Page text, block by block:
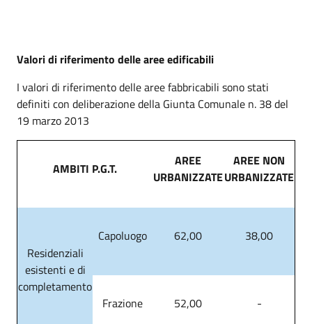
Valori di riferimento delle aree edificabili
I valori di riferimento delle aree fabbricabili sono stati
definiti con deliberazione della Giunta Comunale n. 38 del
19 marzo 2013
AMBITI P.G.T.
AREE
URBANIZZATE
AREE NON
URBANIZZATE
Residenziali
esistenti e di
completamento
Capoluogo 62,00 38,00
Frazione 52,00 -